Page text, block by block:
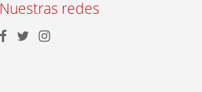
Nuestras redes